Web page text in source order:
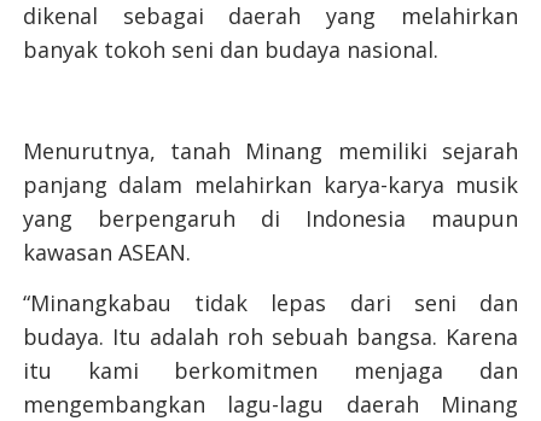
dikenal sebagai daerah yang melahirkan
banyak tokoh seni dan budaya nasional.
Menurutnya, tanah Minang memiliki sejarah
panjang dalam melahirkan karya-karya musik
yang berpengaruh di Indonesia maupun
kawasan ASEAN.
“Minangkabau tidak lepas dari seni dan
budaya. Itu adalah roh sebuah bangsa. Karena
itu kami berkomitmen menjaga dan
mengembangkan lagu-lagu daerah Minang